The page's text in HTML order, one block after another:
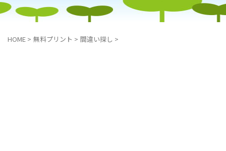
HOME > 無料プリント > 間違い探し >